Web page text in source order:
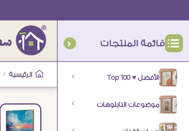
قائمة المنتجات
الأفضل ♥ Top 100
موضوعات التابلوهات
الرئيسية /